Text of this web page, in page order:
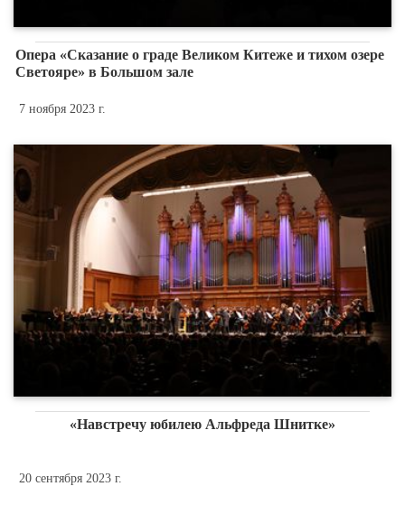
Опера «Сказание о граде Великом Китеже и тихом озере
Светояре» в Большом зале
7 ноября 2023 г.
«Навстречу юбилею Альфреда Шнитке»
20 сентября 2023 г.